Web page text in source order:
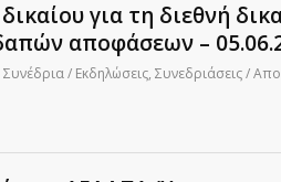
για τη διεθνή
αποφάσεων –
Συνέδρια / Εκδηλώσεις, Συνεδριάσεις /